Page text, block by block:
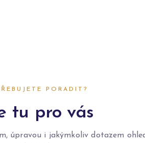
PORADIT?
tu pro vás
úpravou i jakýmkoliv dotazem